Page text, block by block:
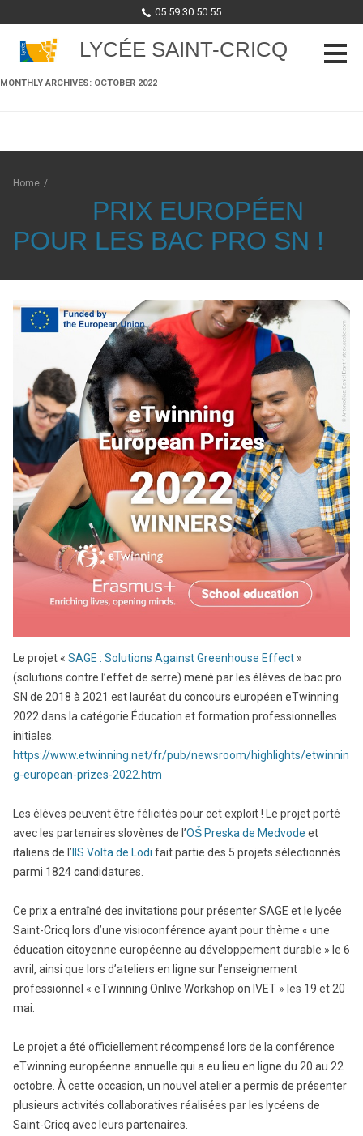
05 59 30 50 55
LYCÉE SAINT-CRICQ
MONTHLY ARCHIVES: OCTOBER 2022
Home /
PRIX EUROPÉEN
POUR LES BAC PRO SN !
Le projet « SAGE : Solutions Against Greenhouse Effect »
(solutions contre l’effet de serre) mené par les élèves de bac pro
SN de 2018 à 2021 est lauréat du concours européen eTwinning
2022 dans la catégorie Éducation et formation professionnelles
initiales.
https://www.etwinning.net/fr/pub/newsroom/highlights/etwinnin
g-european-prizes-2022.htm
Les élèves peuvent être félicités pour cet exploit ! Le projet porté
avec les partenaires slovènes de l’OṤ Preska de Medvode et
italiens de l’ IIS Volta de Lodi fait partie des 5 projets sélectionnés
parmi 1824 candidatures.
Ce prix a entraîné des invitations pour présenter SAGE et le lycée
Saint-Cricq lors d’une visioconférence ayant pour thème « une
éducation citoyenne européenne au développement durable » le 6
avril, ainsi que lors d’ateliers en ligne sur l’enseignement
professionnel « eTwinning Onlive Workshop on IVET » les 19 et 20
mai.
Le projet a été officiellement récompensé lors de la conférence
eTwinning européenne annuelle qui a eu lieu en ligne du 20 au 22
octobre. À cette occasion, un nouvel atelier a permis de présenter
plusieurs activités collaboratives réalisées par les lycéens de
Saint-Cricq avec leurs partenaires.